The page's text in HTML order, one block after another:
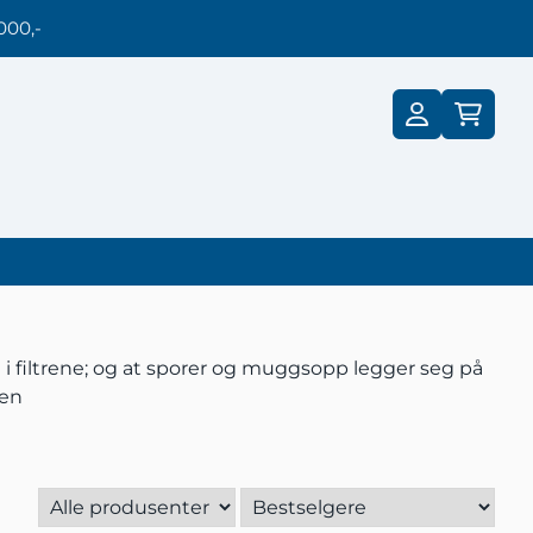
og at sporer og muggsopp legger seg på